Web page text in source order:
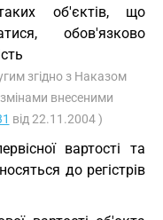
об'єктів, що
обов'язково
згідно з Наказом
внесеними
від 22.11.2004 )
вартості та
до регістрів